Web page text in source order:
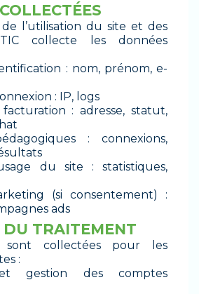
l’utilisation du site et des
collecte les données
: nom, prénom, e-
: IP, logs
: adresse, statut,
: connexions,
du site : statistiques,
(si consentement) :
ads
TRAITEMENT
sont collectées pour les
:
gestion des comptes